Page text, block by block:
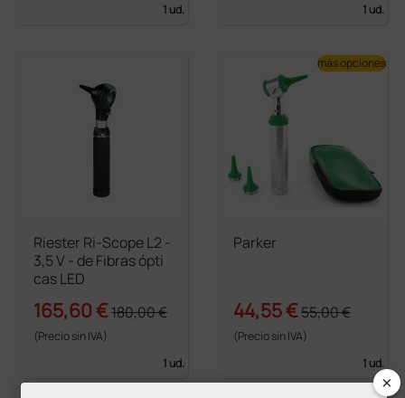
1 ud.
1 ud.
Riester Ri-Scope L2 -
3,5 V - de Fibras ópti
cas LED
165,60 €180,00 €
(Precio sin IVA)
1 ud.
Parker
44,55 €55,00 €
(Precio sin IVA)
1 ud.
más opciones
×